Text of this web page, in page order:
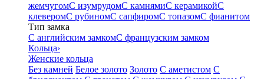
жемчугомС изумрудомС камнямиС керамикойС
клеверомС рубиномС сапфиромС топазомС фианитом
Тип замка
С английским замкомС французским замком
Кольца›
Женские кольца
Без камней Белое золото Золото С аметистом С